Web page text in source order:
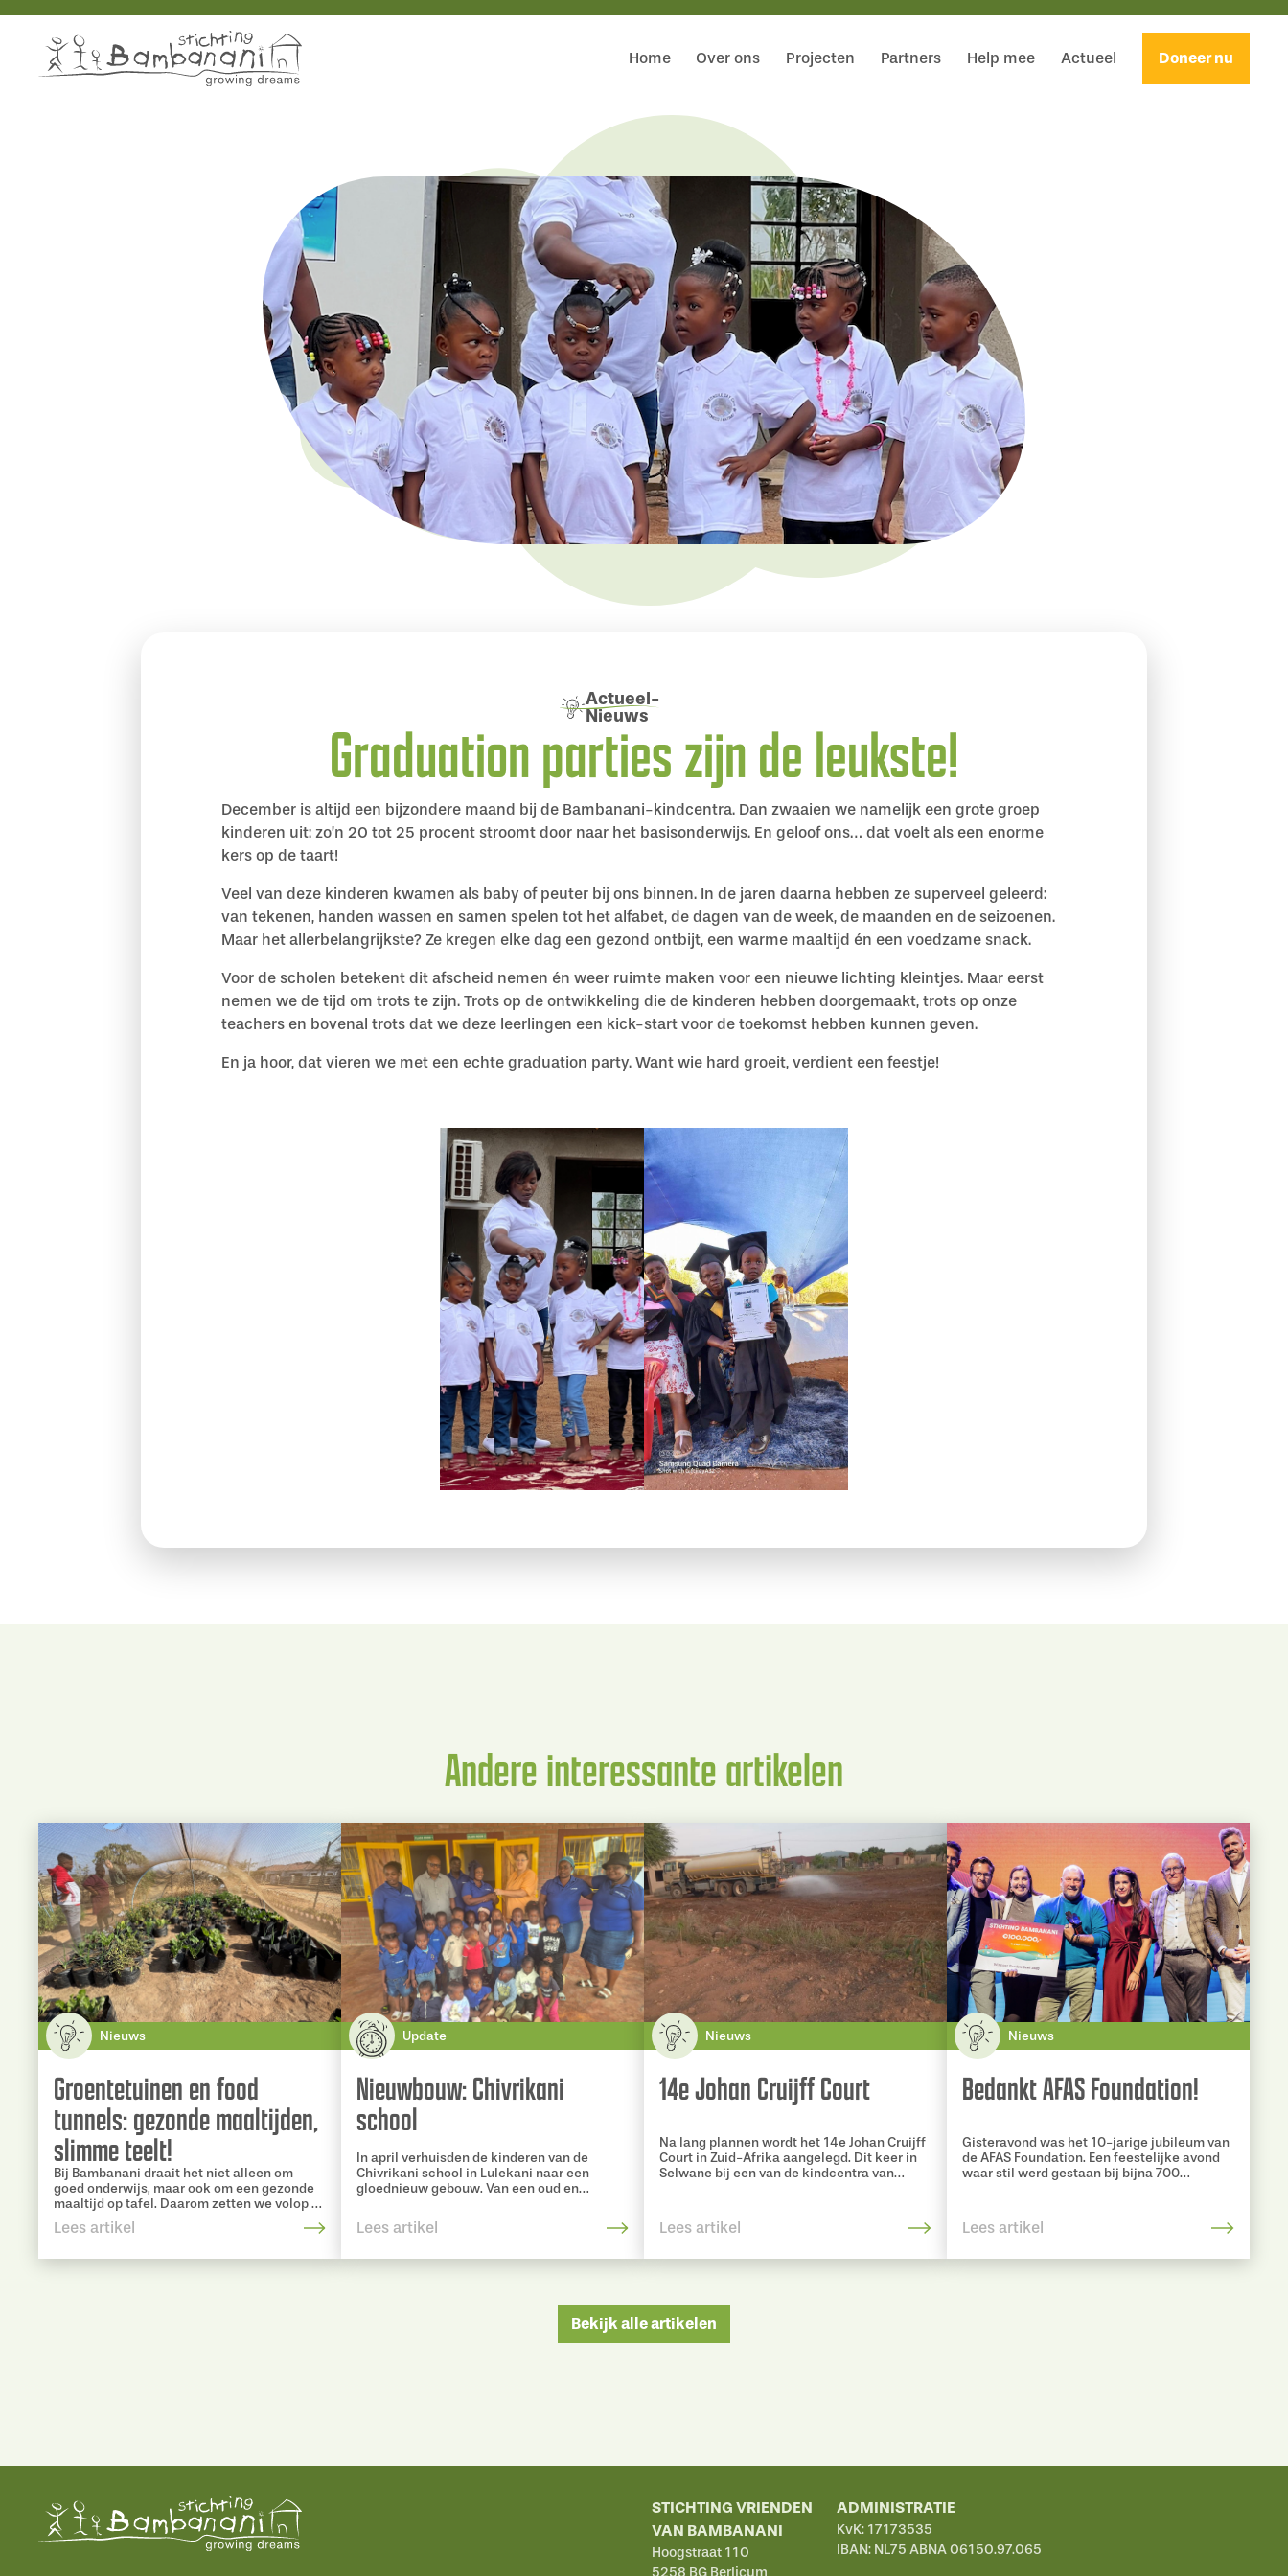
Home Over ons Projecten Partners Help mee Actueel Doneer nu
Actueel-
Nieuws
Graduation parties zijn de leukste!
December is altijd een bijzondere maand bij de Bambanani-kindcentra. Dan zwaaien we namelijk een grote groep
kinderen uit: zo’n 20 tot 25 procent stroomt door naar het basisonderwijs. En geloof ons… dat voelt als een enorme
kers op de taart!
Veel van deze kinderen kwamen als baby of peuter bij ons binnen. In de jaren daarna hebben ze superveel geleerd:
van tekenen, handen wassen en samen spelen tot het alfabet, de dagen van de week, de maanden en de seizoenen.
Maar het allerbelangrijkste? Ze kregen elke dag een gezond ontbijt, een warme maaltijd én een voedzame snack.
Voor de scholen betekent dit afscheid nemen én weer ruimte maken voor een nieuwe lichting kleintjes. Maar eerst
nemen we de tijd om trots te zijn. Trots op de ontwikkeling die de kinderen hebben doorgemaakt, trots op onze
teachers en bovenal trots dat we deze leerlingen een kick-start voor de toekomst hebben kunnen geven.
En ja hoor, dat vieren we met een echte graduation party. Want wie hard groeit, verdient een feestje!
Andere interessante artikelen
Nieuws
Groentetuinen en food
tunnels: gezonde maaltijden,
slimme teelt!
Bij Bambanani draait het niet alleen om
goed onderwijs, maar ook om een gezonde
maaltijd op tafel. Daarom zetten we volop in
op groentetuinen en innovatieve food
tunnels bij onze scholen. En dat werkt
Lees artikel
Update
Nieuwbouw: Chivrikani
school
In april verhuisden de kinderen van de
Chivrikani school in Lulekani naar een
gloednieuw gebouw. Van een oud en
toekomstbestendige leeromgeving.
Lees artikel
Nieuws
14e Johan Cruijff Court
Na lang plannen wordt het 14e Johan Cruijff
Court in Zuid-Afrika aangelegd. Dit keer in
Selwane bij een van de kindcentra van
Lees artikel
Nieuws
Bedankt AFAS Foundation!
Gisteravond was het 10-jarige jubileum van
de AFAS Foundation. Een feestelijke avond
waar stil werd gestaan bij bijna 700
mooie prijs uitgereikt: het Goedste Doel van
Nederland. Als kers op de taart mochten wij
ontvangst nemen!
Lees artikel
Bekijk alle artikelen
STICHTING VRIENDEN
VAN BAMBANANI
Hoogstraat 110
5258 BG Berlicum
ADMINISTRATIE
KvK: 17173535
IBAN: NL75 ABNA 06150.97.065